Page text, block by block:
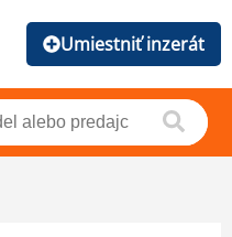
Umiestniť inzerát